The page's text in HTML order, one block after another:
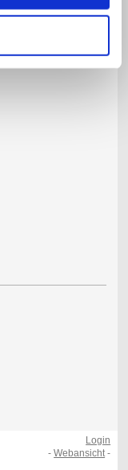
Login
-Webansicht-